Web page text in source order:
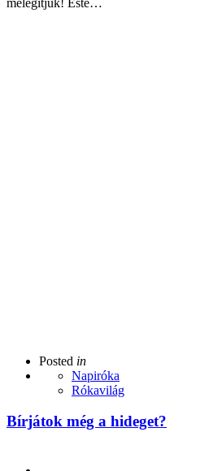
Posted in
Napiróka
Rókavilág
Bírjátok még a hideget?